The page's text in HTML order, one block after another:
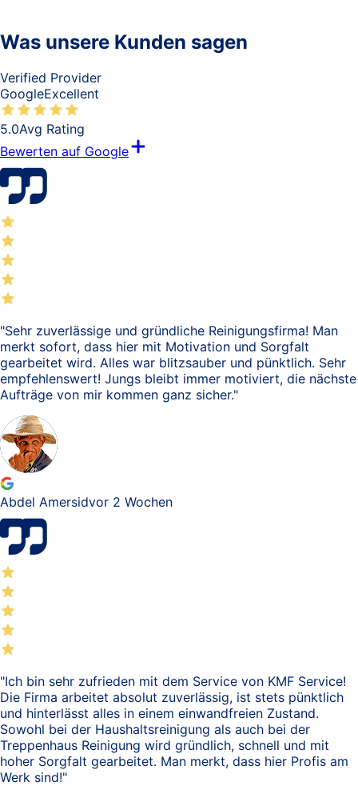
Was unsere Kunden sagen
Verified Provider
GoogleExcellent
5.0Avg Rating
Bewerten auf Google
"Sehr zuverlässige und gründliche Reinigungsfirma! Man
merkt sofort, dass hier mit Motivation und Sorgfalt
gearbeitet wird. Alles war blitzsauber und pünktlich. Sehr
empfehlenswert! Jungs bleibt immer motiviert, die nächste
Aufträge von mir kommen ganz sicher."
Abdel Amersidvor 2 Wochen
"Ich bin sehr zufrieden mit dem Service von KMF Service!
Die Firma arbeitet absolut zuverlässig, ist stets pünktlich
und hinterlässt alles in einem einwandfreien Zustand.
Sowohl bei der Haushaltsreinigung als auch bei der
Treppenhaus Reinigung wird gründlich, schnell und mit
hoher Sorgfalt gearbeitet. Man merkt, dass hier Profis am
Werk sind!"